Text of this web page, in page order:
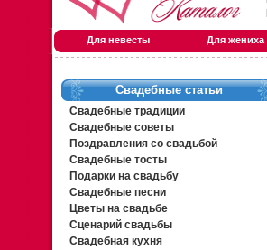
Для невесты Для жениха
Свадебные статьи
Свадебные традиции
Свадебные советы
Поздравления со свадьбой
Свадебные тосты
Подарки на свадьбу
Свадебные песни
Цветы на свадьбе
Сценарий свадьбы
Свадебная кухня